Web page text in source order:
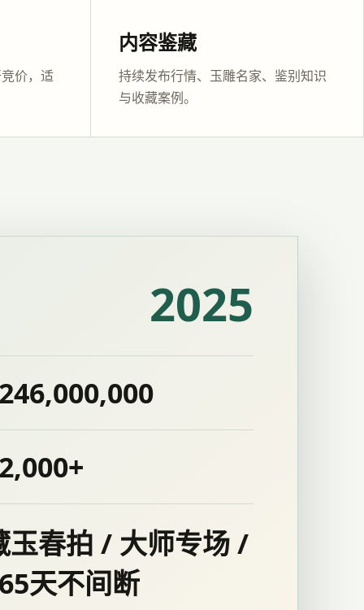
价，适
内容鉴藏
持续发布行情、玉雕名家、鉴别知识
与收藏案例。
2025
玉春拍 / 大师专场 /
天不间断